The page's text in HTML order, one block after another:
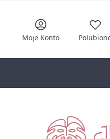
Moje Konto